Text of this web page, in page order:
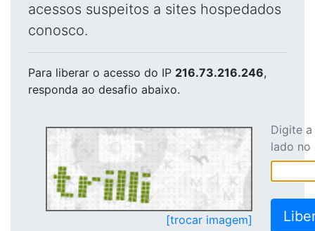
acessos suspeitos a sites hospedados
conosco.
Para liberar o acesso do IP 216.73.216.246,
responda ao desafio abaixo.
[trocar imagem]
Digite
lado no